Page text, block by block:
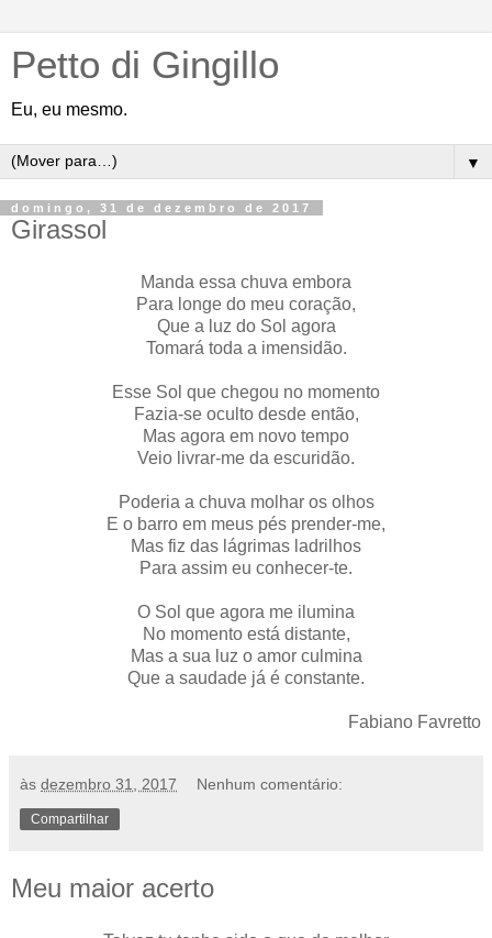
Petto di Gingillo
Eu, eu mesmo.
▼
domingo, 31 de dezembro de 2017
Girassol
Manda essa chuva embora
Para longe do meu coração,
Que a luz do Sol agora
Tomará toda a imensidão.
Esse Sol que chegou no momento
Fazia-se oculto desde então,
Mas agora em novo tempo
Veio livrar-me da escuridão.
Poderia a chuva molhar os olhos
E o barro em meus pés prender-me,
Mas fiz das lágrimas ladrilhos
Para assim eu conhecer-te.
O Sol que agora me ilumina
No momento está distante,
Mas a sua luz o amor culmina
Que a saudade já é constante.
Fabiano Favretto
às dezembro 31, 2017 Nenhum comentário:
Compartilhar
Meu maior acerto